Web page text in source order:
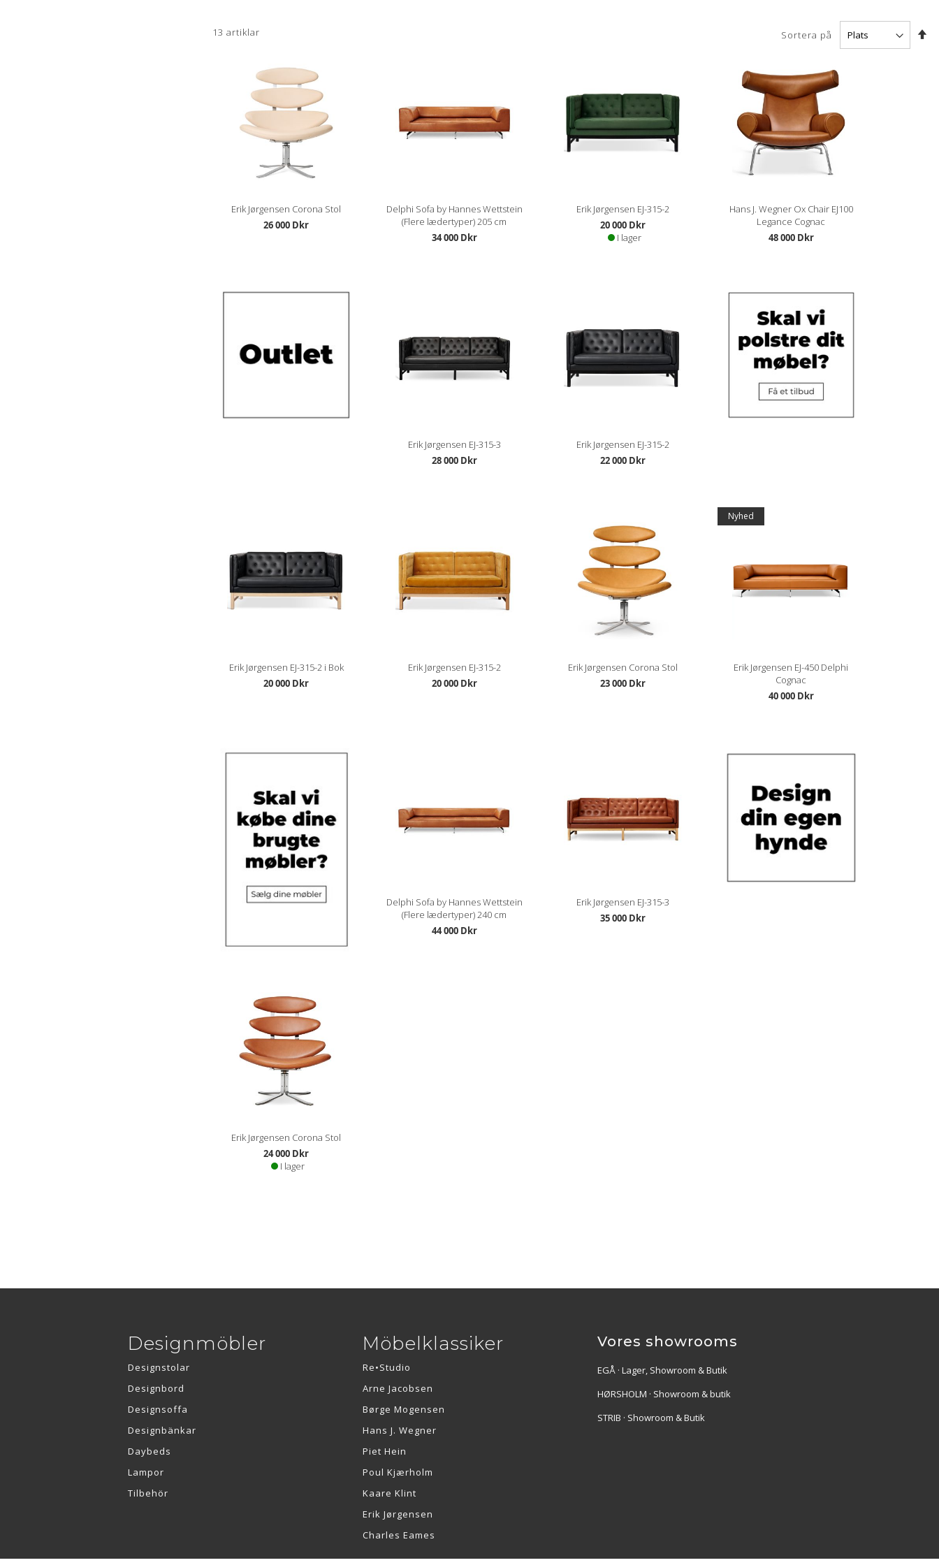
13 artiklar Sortera på
Erik Jørgensen Corona Stol
26 000 Dkr
Delphi Sofa by Hannes Wettstein
(Flere lædertyper) 205 cm
34 000 Dkr
Erik Jørgensen EJ-315-2
20 000 Dkr
I lager
Hans J. Wegner Ox Chair EJ100
Legance Cognac
48 000 Dkr
Erik Jørgensen EJ-315-3
28 000 Dkr
Erik Jørgensen EJ-315-2
22 000 Dkr
Erik Jørgensen EJ-315-2 i Bok
20 000 Dkr
Erik Jørgensen EJ-315-2
20 000 Dkr
Erik Jørgensen Corona Stol
23 000 Dkr
Nyhed
Erik Jørgensen EJ-450 Delphi
Cognac
40 000 Dkr
Delphi Sofa by Hannes Wettstein
(Flere lædertyper) 240 cm
44 000 Dkr
Erik Jørgensen EJ-315-3
35 000 Dkr
Erik Jørgensen Corona Stol
24 000 Dkr
I lager
Designmöbler
Designstolar
Designbord
Designsoffa
Designbänkar
Daybeds
Lampor
Tilbehör
Möbelklassiker
Re•Studio
Arne Jacobsen
Børge Mogensen
Hans J. Wegner
Piet Hein
Poul Kjærholm
Kaare Klint
Erik Jørgensen
Charles Eames
Vores showrooms
EGÅ · Lager, Showroom & Butik
HØRSHOLM · Showroom & butik
STRIB · Showroom & Butik